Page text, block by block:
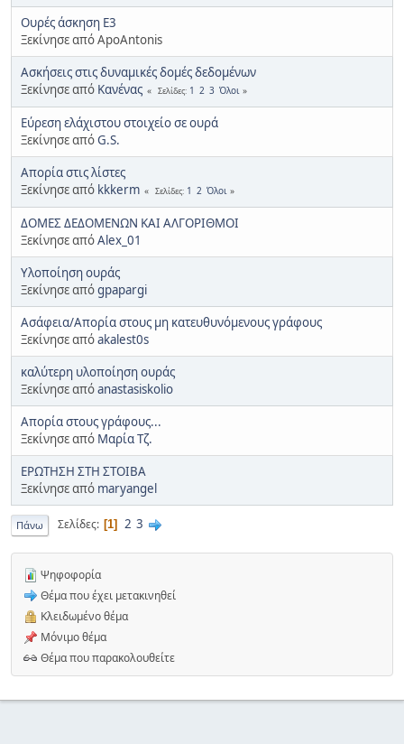
Ουρές άσκηση Ε3
Ξεκίνησε από ApoAntonis
Ασκήσεις στις δυναμικές δομές δεδομένων
Ξεκίνησε από Κανένας Σελίδες 1 2 3 Όλοι
Εύρεση ελάχιστου στοιχείο σε ουρά
Ξεκίνησε απόG.S.
Απορία στις λίστες
Ξεκίνησε από kkkerm Σελίδες 1 2 Όλοι
ΔΟΜΕΣ ΔΕΔΟΜΕΝΩΝ ΚΑΙ ΑΛΓΟΡΙΘΜΟΙ
Ξεκίνησε απόAlex_01
Υλοποίηση ουράς
Ξεκίνησε απόgpapargi
Ασάφεια/Απορία στους μη κατευθυνόμενους γράφους
Ξεκίνησε απόakalest0s
καλύτερη υλοποίηση ουράς
Ξεκίνησε απόanastasiskolio
Απορία στους γράφους...
Ξεκίνησε από Mαρία Τζ.
ΕΡΩΤΗΣΗ ΣΤΗ ΣΤΟΙΒΑ
Ξεκίνησε από maryangel
Πάνω Σελίδες 1 2 3
Ψηφοφορία
Θέμα που έχει μετακινηθεί
Κλειδωμένο θέμα
Μόνιμο θέμα
Θέμα που παρακολουθείτε